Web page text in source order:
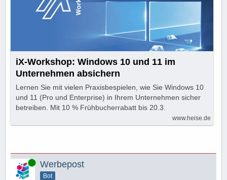
iX-Workshop: Windows 10 und 11 im
Unternehmen absichern
Lernen Sie mit vielen Praxisbespielen, wie Sie Windows 10
und 11 (Pro und Enterprise) in Ihrem Unternehmen sicher
betreiben. Mit 10 % Frühbucherrabatt bis 20.3.
www.heise.de
Online Werbepost
Bot